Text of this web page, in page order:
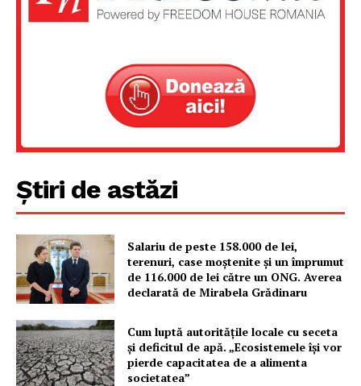
Știri de astăzi
Salariu de peste 158.000 de lei,
terenuri, case moștenite și un împrumut
de 116.000 de lei către un ONG. Averea
declarată de Mirabela Grădinaru
Cum luptă autoritățile locale cu seceta
și deficitul de apă. „Ecosistemele își vor
pierde capacitatea de a alimenta
societatea”